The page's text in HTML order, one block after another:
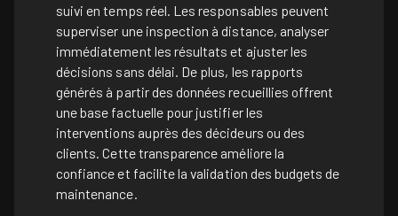
suivi en temps réel. Les responsables peuvent
superviser une inspection à distance, analyser
immédiatement les résultats et ajuster les
décisions sans délai. De plus, les rapports
générés à partir des données recueillies offrent
une base factuelle pour justifier les
interventions auprès des décideurs ou des
clients. Cette transparence améliore la
confiance et facilite la validation des budgets de
maintenance.